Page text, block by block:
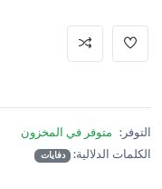
التوفر: متوفر في المخزون
الكلمات الدلالية: دفايات